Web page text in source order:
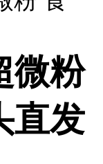
微粉
直发